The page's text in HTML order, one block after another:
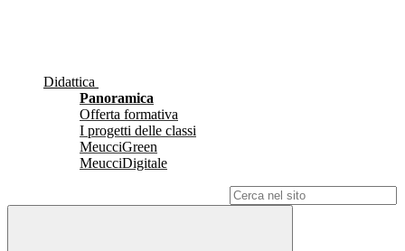
Didattica
Panoramica
Offerta formativa
I progetti delle classi
MeucciGreen
MeucciDigitale